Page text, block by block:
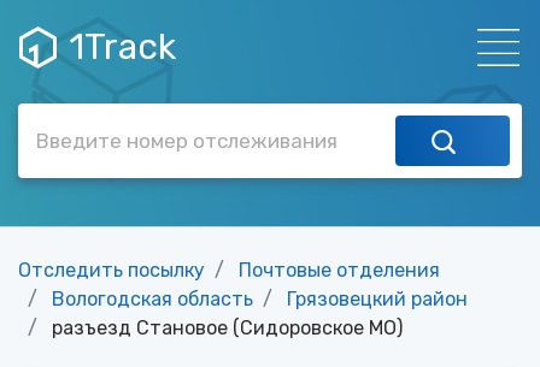
1Track
Отследить посылку
Почтовые отделения
Вологодская область
Грязовецкий район
разъезд Становое (Сидоровское МО)